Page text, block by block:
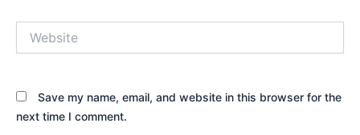
Save my name, email, and website in this browser for the
next time I comment.